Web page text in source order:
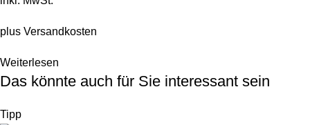
plus Versandkosten
Weiterlesen
Das könnte auch für Sie interessant sein
Tipp